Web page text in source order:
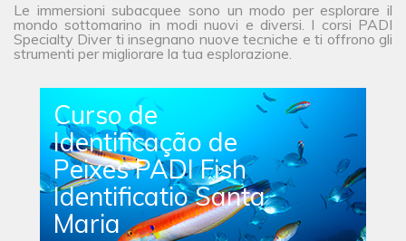
Le immersioni subacquee sono un modo per esplorare il
mondo sottomarino in modi nuovi e diversi. I corsi PADI
Specialty Diver ti insegnano nuove tecniche e ti offrono gli
strumenti per migliorare la tua esplorazione.
Curso de
Identificação de
Peixes PADI Fish
Identificatio Santa
Maria